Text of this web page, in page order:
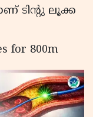
ടിന്റു ലൂക്ക
for 800m